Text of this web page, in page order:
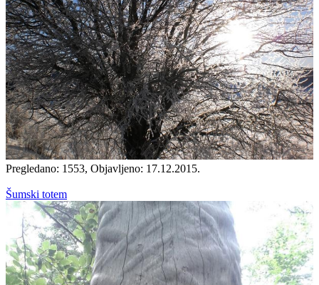
Pregledano: 1553, Objavljeno: 17.12.2015.
Šumski totem